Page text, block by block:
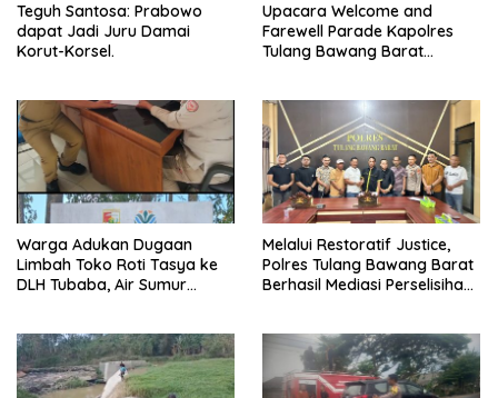
Teguh Santosa: Prabowo
dapat Jadi Juru Damai
Korut-Korsel.
Upacara Welcome and
Farewell Parade Kapolres
Tulang Bawang Barat
Warga Adukan Dugaan
Limbah Toko Roti Tasya ke
DLH Tubaba, Air Sumur
Melalui Restoratif Justice,
Polres Tulang Bawang Barat
Berhasil Mediasi Perselisihan